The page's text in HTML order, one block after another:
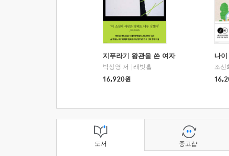
지푸라기 왕관을 쓴 여자
박상영 저
래빗홀
16,920원
나
조선
도서 중고샵